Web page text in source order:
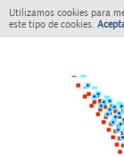
Utilizamos cookies para
este tipo de cookies.